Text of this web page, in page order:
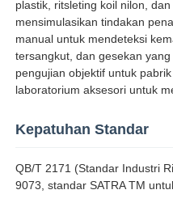
Wisata pabrik
Kontrol kualitas
plastik, ritsleting koil nilon,
mensimulasikan tindakan
manual untuk mendeteksi
tersangkut, dan gesekan
pengujian objektif untuk
laboratorium aksesori untuk
Kepatuhan Standar
QB/T 2171 (Standar Industri
9073, standar SATRA TM